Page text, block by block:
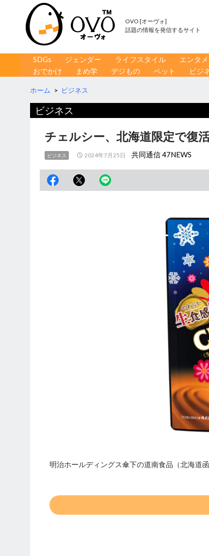
OVO [オーヴォ]
話題の情報を発信するサイト
コンテンツへ移動
SDGs ジェンダー ライフスタイル エンタメ
おでかけ
まめ学 デジもの ペット ビジ
ホーム > ビジネス
ビジネス
チェルシー、北海道限定で復
ビジネス 2024年7月25日 共同通信 47NEWS
明治ホールディングス傘下の道南食品（北海